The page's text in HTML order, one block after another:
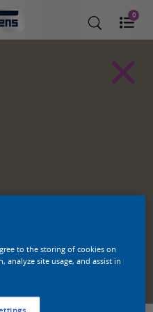
0
product in deze kleur
to the storing of cookies on
analyze site usage, and assist in